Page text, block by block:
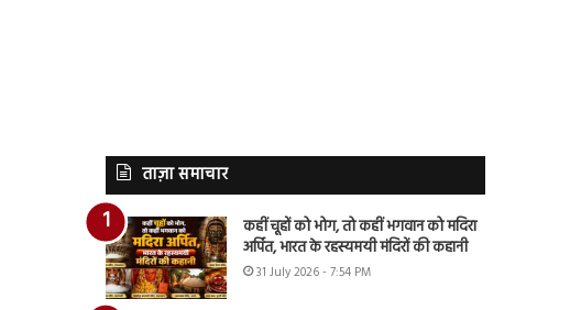
ताज़ा समाचार
कहीं चूहों को भोग, तो कहीं भगवान को मदिरा
अर्पित, भारत के रहस्यमयी मंदिरों की कहानी
31 July 2026 - 7:54 PM